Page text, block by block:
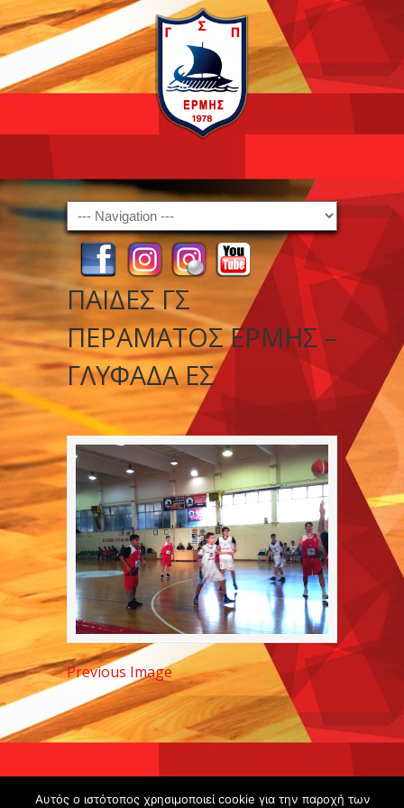
Navigation
ΠΑΙΔΕΣ ΓΣ
ΠΕΡΑΜΑΤΟΣ ΕΡΜΗΣ –
ΓΛΥΦΑΔΑ ΕΣ
Previous Image
Copyright ©
Αυτός ο ιστότοπος χρησιμοποιεί cookie για την παροχή των